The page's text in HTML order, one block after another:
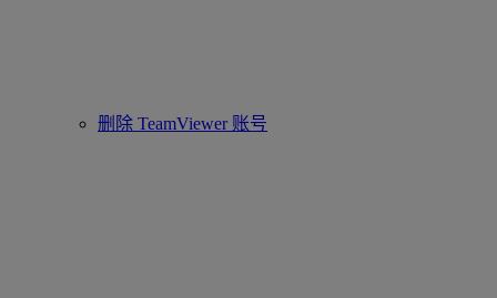
删除 TeamViewer 账号